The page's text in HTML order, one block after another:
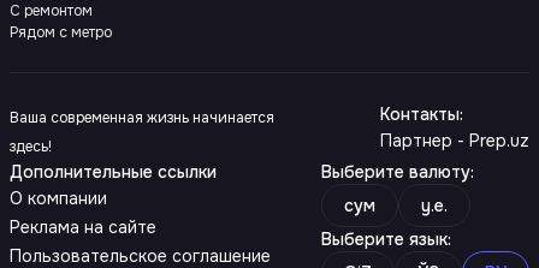
С ремонтом
Рядом с метро
Ваша современная жизнь начинается
здесь!
Контакты:
Партнер - Prep.uz
Дополнительные ссылки
О компании
Реклама на сайте
Пользовательское соглашение
Выберите валюту:
сум
y.e.
Выберите язык: